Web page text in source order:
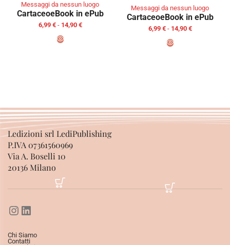
Messaggi da nessun luogo
CartaceoeBook in ePub
6,99 € - 14,90 €
Messaggi da nessun luogo
CartaceoeBook in ePub
6,99 € - 14,90 €
Ledizioni srl LediPublishing
P.IVA 07361560969
Via A. Boselli 10
20136 Milano
Chi Siamo
Contatti